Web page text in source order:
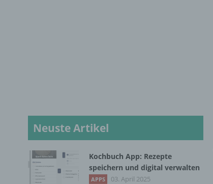
Neuste Artikel
Kochbuch App: Rezepte
speichern und digital verwalten
APPS 03. April 2025